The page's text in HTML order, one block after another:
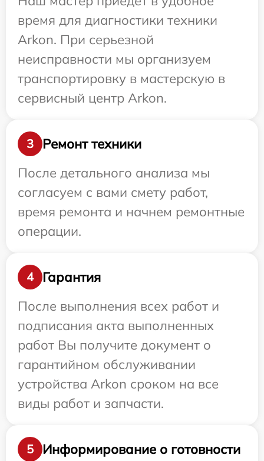
время для диагностики техники
Arkon. При серьезной
неисправности мы организуем
транспортировку в мастерскую в
сервисный центр Arkon.
3
Ремонт техники
После детального анализа мы
согласуем с вами смету работ,
время ремонта и начнем ремонтные
операции.
4
Гарантия
После выполнения всех работ и
подписания акта выполненных
работ Вы получите документ о
гарантийном обслуживании
устройства Arkon сроком на все
виды работ и запчасти.
5
Информирование о готовности